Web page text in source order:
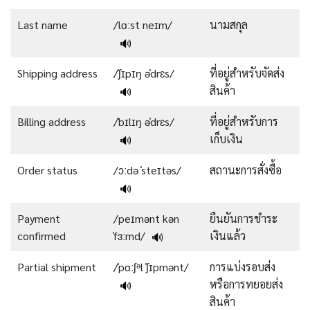
Last name
/lɑːst neɪm/
🔊
นามสกุล
Shipping address
/ˈʃɪpɪŋ əˈdrɛs/
🔊
ที่อยู่สำหรับจัดส่ง
สินค้า
Billing address
/ˈbɪlɪŋ əˈdrɛs/
🔊
ที่อยู่สำหรับการ
เก็บเงิน
Order status
/ɔːdə ˈsteɪtəs/
🔊
สถานะการสั่งซื้อ
Payment
confirmed
/peɪmənt kən
ˈfɜːmd/ 🔊
ยืนยันการชำระ
เงินแล้ว
Partial shipment
/ˈpɑːʃᵊl ˈʃɪpmənt/
🔊
การแบ่งรอบส่ง
หรือการทยอยส่ง
สินค้า